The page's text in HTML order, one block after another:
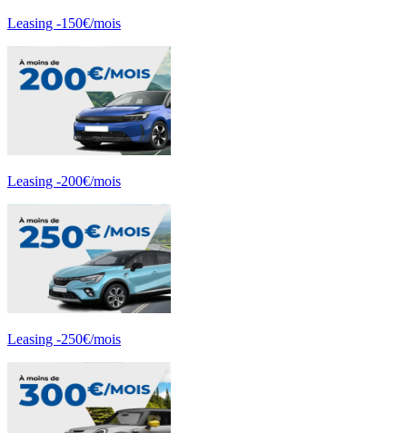
Leasing -150€/mois
Leasing -200€/mois
Leasing -250€/mois